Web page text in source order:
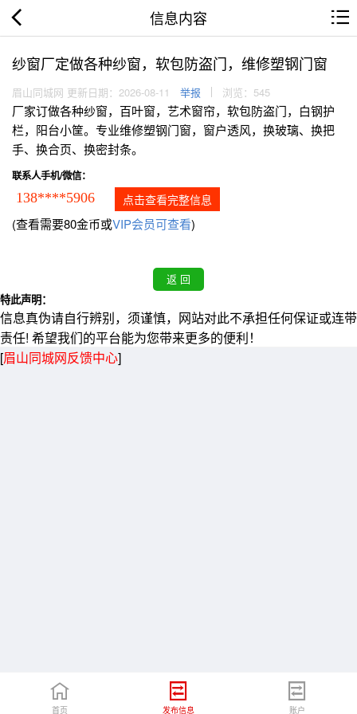
信息内容
纱窗厂定做各种纱窗，软包防盗门，维修塑钢门窗
眉山同城网 更新日期：2026-08-11 举报 浏览：545
厂家订做各种纱窗，百叶窗，艺术窗帘，软包防盗门，白钢护
栏，阳台小筐。专业维修塑钢门窗，窗户透风，换玻璃、换把
手、换合页、换密封条。
联系人手机/微信：
138****5906 点击查看完整信息
(查看需要80金币或VIP会员可查看)
特此声明：
信息真伪请自行辨别，须谨慎，网站对此不承担任何保证或连带
责任! 希望我们的平台能为您带来更多的便利！
[眉山同城网反馈中心]
首页 发布信息 账户